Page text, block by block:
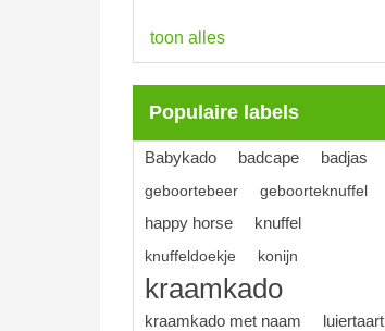
toon alles
Populaire labels
Babykado badcape badjas
geboortebeer geboorteknuffel
happy horse knuffel
knuffeldoekje konijn
kraamkado
kraamkado met naam luiertaart